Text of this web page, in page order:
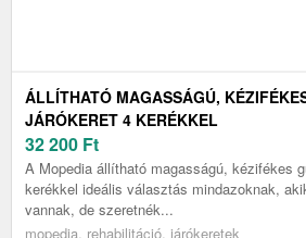
ÁLLÍTHATÓ MAGASSÁGÚ,
JÁRÓKERET 4 KERÉKKEL
32 200 Ft
A Mopedia állítható magasságú, kézifékes
kerékkel ideális választás mindazoknak,
vannak, de szeretnék...
mopedia, rehabilitáció, járókeretek